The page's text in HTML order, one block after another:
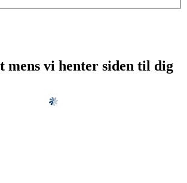
mens vi henter siden til dig